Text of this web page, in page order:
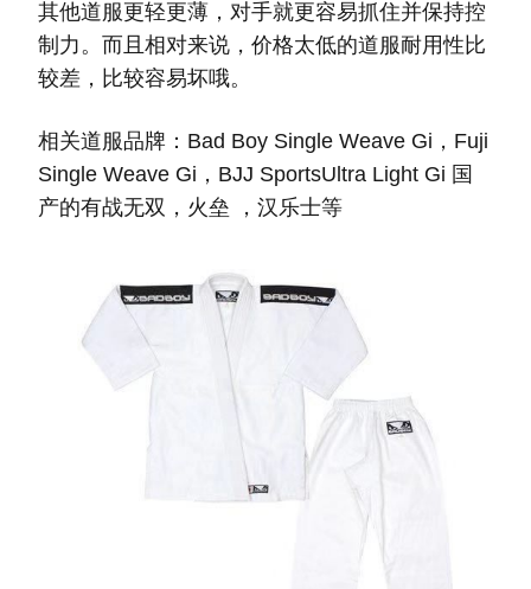
其他道服更轻更薄，对手就更容易抓住并保持控
制力。而且相对来说，价格太低的道服耐用性比
较差，比较容易坏哦。
相关道服品牌：Bad Boy Single Weave Gi，Fuji
Single Weave Gi，BJJ SportsUltra Light Gi 国
产的有战无双，火垒 ，汉乐士等